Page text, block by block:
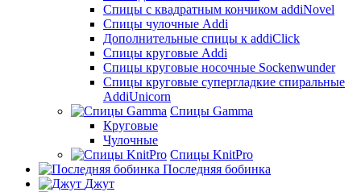
Спицы с квадратным кончиком addiNovel
Спицы чулочные Addi
Дополнительные спицы к addiClick
Спицы круговые Addi
Спицы круговые носочные Sockenwunder
Спицы круговые супергладкие спиральные
AddiUnicorn
Спицы Gamma
Круговые
Чулочные
Спицы KnitPro
Последняя бобинка
Джут